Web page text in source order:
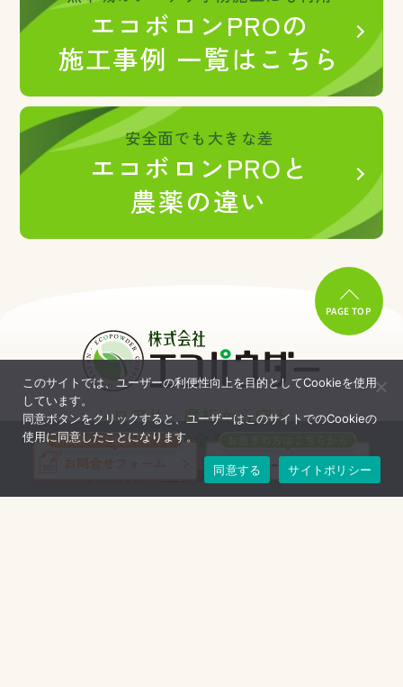
エコボロンPROの
施工事例 一覧はこちら
安全面でも大きな差
エコボロンPROと
農薬の違い
PAGE TOP
シロアリ・腐朽から守る。
家と暮らしの安全を、未来まで。
〒340-0035埼玉県草加市西町942番地22
048-928-1671
このサイトでは、ユーザーの利便性向上を目的としてCookieを使用
しています。
同意ボタンをクリックすると、ユーザーはこのサイトでのCookieの
使用に同意したことになります。
同意する サイトポリシー